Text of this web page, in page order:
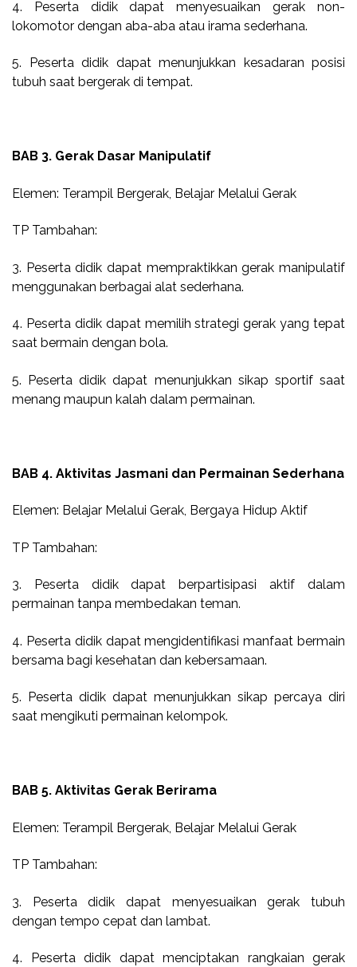
4. Peserta didik dapat menyesuaikan gerak non-
lokomotor dengan aba-aba atau irama sederhana.
5. Peserta didik dapat menunjukkan kesadaran posisi
tubuh saat bergerak di tempat.
BAB 3. Gerak Dasar Manipulatif
Elemen: Terampil Bergerak, Belajar Melalui Gerak
TP Tambahan:
3. Peserta didik dapat mempraktikkan gerak manipulatif
menggunakan berbagai alat sederhana.
4. Peserta didik dapat memilih strategi gerak yang tepat
saat bermain dengan bola.
5. Peserta didik dapat menunjukkan sikap sportif saat
menang maupun kalah dalam permainan.
BAB 4. Aktivitas Jasmani dan Permainan Sederhana
Elemen: Belajar Melalui Gerak, Bergaya Hidup Aktif
TP Tambahan:
3. Peserta didik dapat berpartisipasi aktif dalam
permainan tanpa membedakan teman.
4. Peserta didik dapat mengidentifikasi manfaat bermain
bersama bagi kesehatan dan kebersamaan.
5. Peserta didik dapat menunjukkan sikap percaya diri
saat mengikuti permainan kelompok.
BAB 5. Aktivitas Gerak Berirama
Elemen: Terampil Bergerak, Belajar Melalui Gerak
TP Tambahan:
3. Peserta didik dapat menyesuaikan gerak tubuh
dengan tempo cepat dan lambat.
4. Peserta didik dapat menciptakan rangkaian gerak